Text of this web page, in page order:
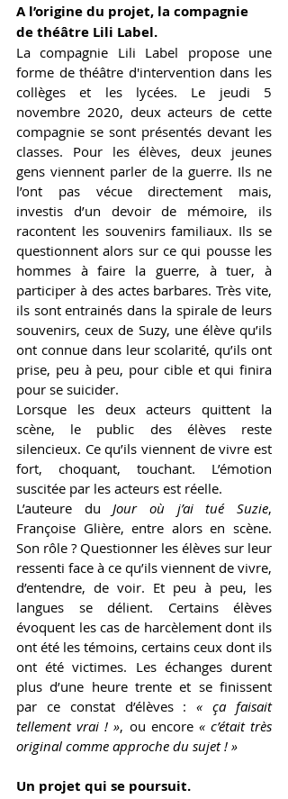
A l’origine du projet, la compagnie
de théâtre Lili Label.
La compagnie Lili Label propose une
forme de théâtre d'intervention dans les
collèges et les lycées. Le jeudi 5
novembre 2020, deux acteurs de cette
compagnie se sont présentés devant les
classes. Pour les élèves, deux jeunes
gens viennent parler de la guerre. Ils ne
l’ont pas vécue directement mais,
investis d’un devoir de mémoire, ils
racontent les souvenirs familiaux. Ils se
questionnent alors sur ce qui pousse les
hommes à faire la guerre, à tuer, à
participer à des actes barbares. Très vite,
ils sont entrainés dans la spirale de leurs
souvenirs, ceux de Suzy, une élève qu’ils
ont connue dans leur scolarité, qu’ils ont
prise, peu à peu, pour cible et qui finira
pour se suicider.
Lorsque les deux acteurs quittent la
scène, le public des élèves reste
silencieux. Ce qu’ils viennent de vivre est
fort, choquant, touchant. L’émotion
suscitée par les acteurs est réelle.
L’auteure du Jour où j’ai tué Suzie,
Françoise Glière, entre alors en scène.
Son rôle ? Questionner les élèves sur leur
ressenti face à ce qu’ils viennent de vivre,
d’entendre, de voir. Et peu à peu, les
langues se délient. Certains élèves
évoquent les cas de harcèlement dont ils
ont été les témoins, certains ceux dont ils
ont été victimes. Les échanges durent
plus d’une heure trente et se finissent
par ce constat d’élèves : « ça faisait
tellement vrai ! », ou encore « c’était très
original comme approche du sujet ! »
Un projet qui se poursuit.